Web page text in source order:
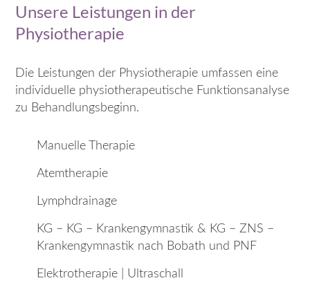
Unsere Leistungen in der
Physiotherapie
Die Leistungen der Physiotherapie umfassen eine
individuelle physiotherapeutische Funktionsanalyse
zu Behandlungsbeginn.
Manuelle Therapie
Atemtherapie
Lymphdrainage
KG – KG – Krankengymnastik & KG – ZNS –
Krankengymnastik nach Bobath und PNF
Elektrotherapie | Ultraschall